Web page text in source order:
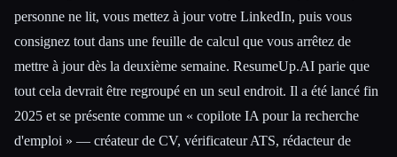
personne ne lit, vous mettez à jour votre LinkedIn, puis vous
consignez tout dans une feuille de calcul que vous arrêtez de
mettre à jour dès la deuxième semaine. ResumeUp.AI parie que
tout cela devrait être regroupé en un seul endroit. Il a été lancé fin
2025 et se présente comme un « copilote IA pour la recherche
d'emploi » — créateur de CV, vérificateur ATS, rédacteur de